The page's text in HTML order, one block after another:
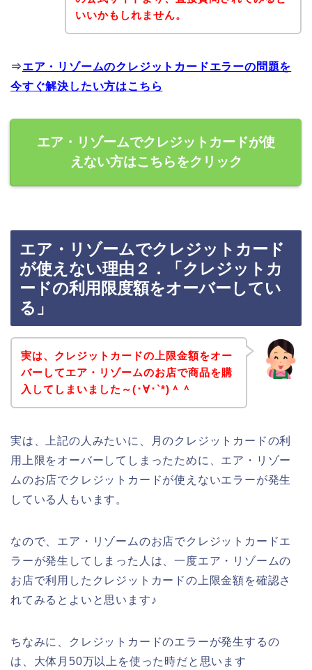
いいかもしれません。
⇒エア・リゾームのクレジットカードエラーの問題を
今すぐ解決したい方はこちら
エア・リゾームでクレジットカードが使
えない方はこちらをクリック
エア・リゾームでクレジットカード
が使えない理由２．「クレジットカ
ードの利用限度額をオーバーしてい
る」
実は、クレジットカードの上限金額をオー
バーしてエア・リゾームのお店で商品を購
入してしまいました～(･∀･`*)＾＾
実は、上記の人みたいに、月のクレジットカードの利
用上限をオーバーしてしまったために、エア・リゾー
ムのお店でクレジットカードが使えないエラーが発生
している人もいます。
なので、エア・リゾームのお店でクレジットカードエ
ラーが発生してしまった人は、一度エア・リゾームの
お店で利用したクレジットカードの上限金額を確認さ
れてみるとよいと思います♪
ちなみに、クレジットカードのエラーが発生するの
は、大体月50万以上を使った時だと思います